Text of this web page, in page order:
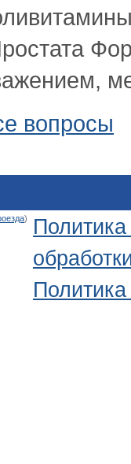
вопросы
)